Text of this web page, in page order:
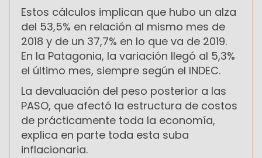
Estos cálculos implican que hubo un alza
del 53,5% en relación al mismo mes de
2018 y de un 37,7% en lo que va de 2019.
En la Patagonia, la variación llegó al 5,3%
el último mes, siempre según el INDEC.
La devaluación del peso posterior a las
PASO, que afectó la estructura de costos
de prácticamente toda la economía,
explica en parte toda esta suba
inflacionaria.